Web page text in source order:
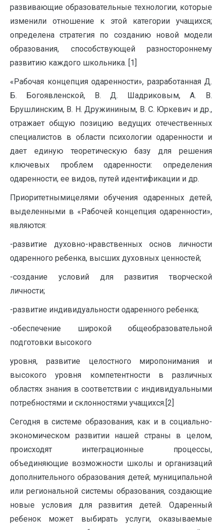
развивающие образовательные технологии, которые
изменили отношение к этой категории учащихся;
определена стратегия по созданию новой модели
образования, способствующей разностороннему
развитию каждого школьника. [1]
«Рабочая концепция одаренности», разработанная Д.
Б. Богоявленской, В. Д. Шадриковым, А. В.
Брушлинским, В. Н. Дружининым, В. С. Юркевич и др.,
отражает общую позицию ведущих отечественных
специалистов в области психологии одаренности и
дает единую теоретическую базу для решения
ключевых проблем одаренности: определения
одаренности, ее видов, путей идентификации и др.
Приоритетнымицелями обучения одаренных детей,
выделенными в «Рабочей концепция одаренности»,
являются:
-развитие духовно-нравственных основ личности
одаренного ребенка, высших духовных ценностей;
-создание условий для развития творческой
личности;
-развитие индивидуальности одаренного ребенка;
-обеспечение широкой общеобразовательной
подготовки высокого
уровня, развитие целостного миропонимания и
высокого уровня компетентности в различных
областях знания в соответствии с индивидуальными
потребностями и склонностями учащихся.[2]
Сегодня в системе образования, как и в социально-
экономическом развитии нашей страны в целом,
происходят интеграционные процессы,
объединяющие возможности школы и организаций
дополнительного образования детей; муниципальной
или региональной системы образования, создающие
новые условия для развития детей. Одаренный
ребенок может выбирать услуги, оказываемые